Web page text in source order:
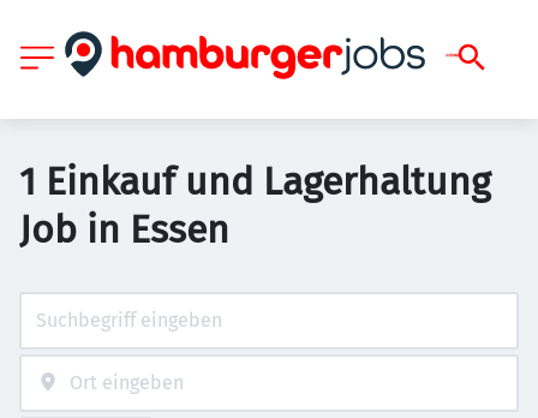
1 Einkauf und Lagerhaltung
Job in Essen